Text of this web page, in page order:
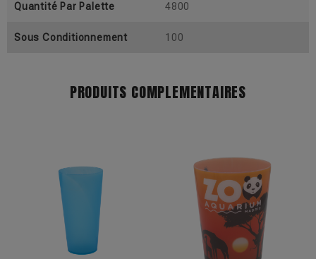
Quantité Par Palette 4800
Sous Conditionnement 100
PRODUITS COMPLEMENTAIRES